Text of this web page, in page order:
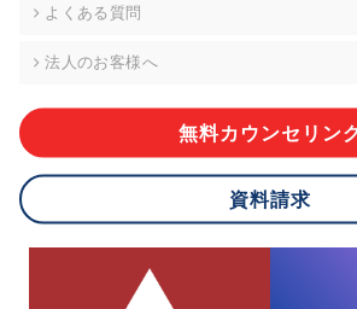
株式会社div 個人情報問合せ窓口
メールアドレス:privacy_policy@di-v.co.jp
ご本人様が当社に個人情報を提供されるかど
応ができない場合があります。
8.cookieにより取得・分析した情報とその
当社は第三者が運営するデータ・マネジメ
ームからcookieにより収集されたウェブの
析結果を取得し、これをお客様の個人データ
よくある質問
法人のお客様へ
無料カウンセリン
資料請求